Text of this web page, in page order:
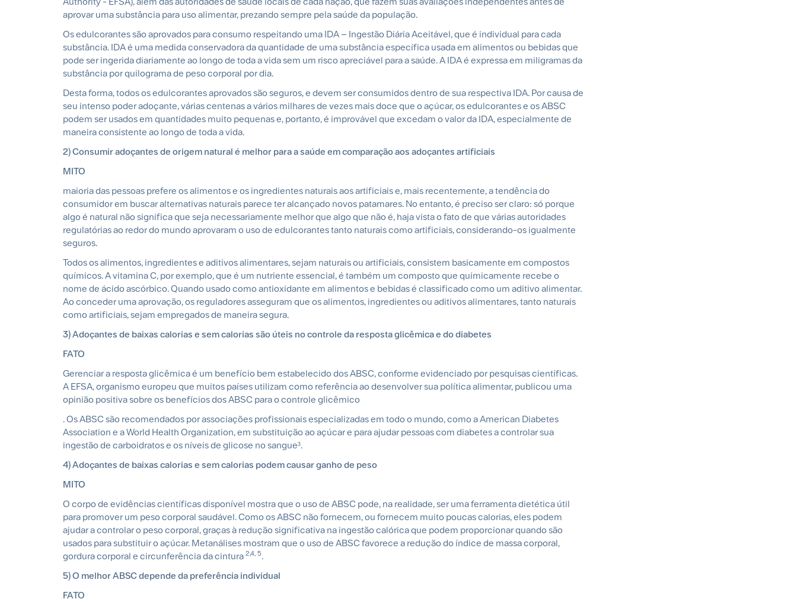
aprovar uma substância para uso alimentar, prezando sempre pela saúde da população.
Os edulcorantes são aprovados para consumo respeitando uma IDA – Ingestão Diária Aceitável, que é individual para cada
substância. IDA é uma medida conservadora da quantidade de uma substância específica usada em alimentos ou bebidas que
pode ser ingerida diariamente ao longo de toda a vida sem um risco apreciável para a saúde. A IDA é expressa em miligramas da
substância por quilograma de peso corporal por dia.
Desta forma, todos os edulcorantes aprovados são seguros, e devem ser consumidos dentro de sua respectiva IDA. Por causa de
seu intenso poder adoçante, várias centenas a vários milhares de vezes mais doce que o açúcar, os edulcorantes e os ABSC
podem ser usados em quantidades muito pequenas e, portanto, é improvável que excedam o valor da IDA, especialmente de
maneira consistente ao longo de toda a vida.
2) Consumir adoçantes de origem natural é melhor para a saúde em comparação aos adoçantes artificiais
MITO
maioria das pessoas prefere os alimentos e os ingredientes naturais aos artificiais e, mais recentemente, a tendência do
consumidor em buscar alternativas naturais parece ter alcançado novos patamares. No entanto, é preciso ser claro: só porque
algo é natural não significa que seja necessariamente melhor que algo que não é, haja vista o fato de que várias autoridades
regulatórias ao redor do mundo aprovaram o uso de edulcorantes tanto naturais como artificiais, considerando-os igualmente
seguros.
Todos os alimentos, ingredientes e aditivos alimentares, sejam naturais ou artificiais, consistem basicamente em compostos
químicos. A vitamina C, por exemplo, que é um nutriente essencial, é também um composto que quimicamente recebe o
nome de ácido ascórbico. Quando usado como antioxidante em alimentos e bebidas é classificado como um aditivo alimentar.
Ao conceder uma aprovação, os reguladores asseguram que os alimentos, ingredientes ou aditivos alimentares, tanto naturais
como artificiais, sejam empregados de maneira segura.
3) Adoçantes de baixas calorias e sem calorias são úteis no controle da resposta glicêmica e do diabetes
FATO
Gerenciar a resposta glicêmica é um benefício bem estabelecido dos ABSC, conforme evidenciado por pesquisas científicas.
A EFSA, organismo europeu que muitos países utilizam como referência ao desenvolver sua política alimentar, publicou uma
opinião positiva sobre os benefícios dos ABSC para o controle glicêmico
. Os ABSC são recomendados por associações profissionais especializadas em todo o mundo, como a American Diabetes
Association e a World Health Organization, em substituição ao açúcar e para ajudar pessoas com diabetes a controlar sua
ingestão de carboidratos e os níveis de glicose no sangue³.
4) Adoçantes de baixas calorias e sem calorias podem causar ganho de peso
MITO
O corpo de evidências científicas disponível mostra que o uso de ABSC pode, na realidade, ser uma ferramenta dietética útil
para promover um peso corporal saudável. Como os ABSC não fornecem, ou fornecem muito poucas calorias, eles podem
ajudar a controlar o peso corporal, graças à redução significativa na ingestão calórica que podem proporcionar quando são
usados para substituir o açúcar. Metanálises mostram que o uso de ABSC favorece a redução do índice de massa corporal,
gordura corporal e circunferência da cintura 2,4, 5.
5) O melhor ABSC depende da preferência individual
FATO